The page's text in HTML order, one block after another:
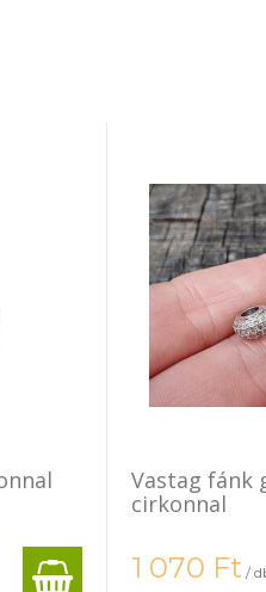
Vastag fánk
cirkonnal
1 070 Ft /